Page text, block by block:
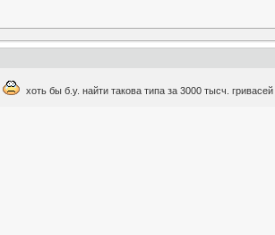
хоть бы б.у. найти такова типа за 3000 тысч. гривасей